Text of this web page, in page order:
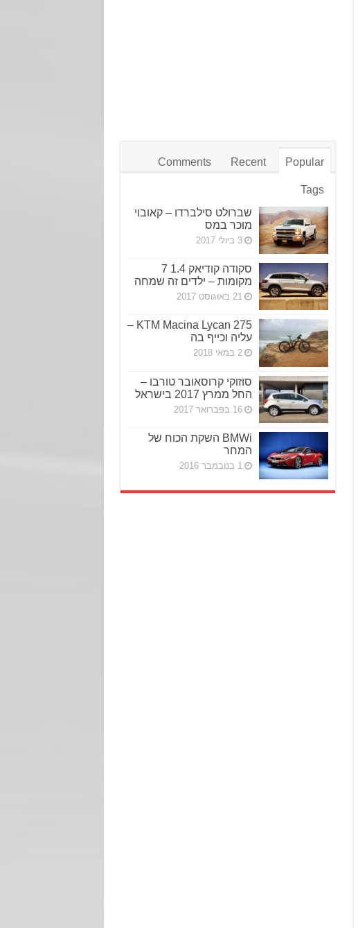
Popular
Recent
Comments
Tags
שברולט סילברדו – קאובוי
מוכר במס
3 ביולי 2017
סקודה קודיאק 1.4 7
מקומות – ילדים זה שמחה
21 באוגוסט 2017
KTM Macina Lycan 275 –
עליה וכייף בה
2 במאי 2018
סוזוקי קרוסאובר טורבו –
החל ממרץ 2017 בישראל
16 בפברואר 2017
BMWi השקת הכוח של
המחר
1 בנובמבר 2016